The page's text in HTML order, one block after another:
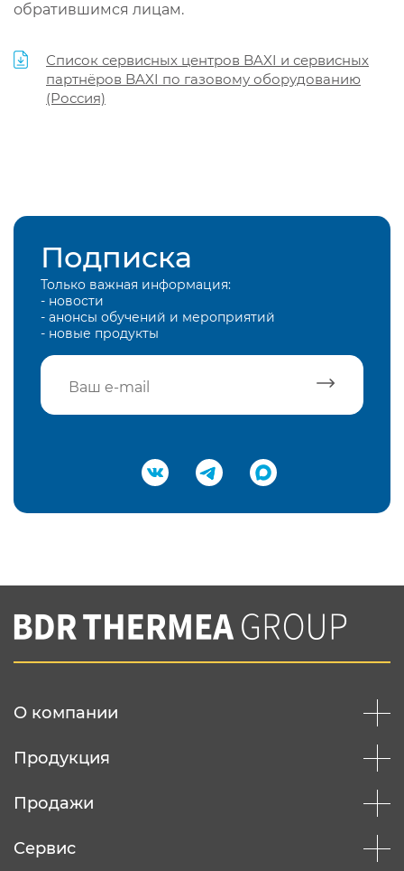
обратившимся лицам.
Список сервисных центров BAXI и сервисных
партнёров BAXI по газовому оборудованию
(Россия)
Подписка
Только важная информация:
- новости
- анонсы обучений и мероприятий
- новые продукты
Подтвердить e-mail
Вы соглашаетесь с нашей политикой
конфеденциальности
О компании
Продукция
Продажи
Сервис